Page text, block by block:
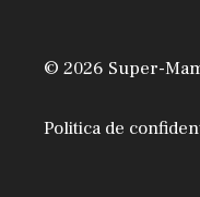
© 2026 Super-
Politica de